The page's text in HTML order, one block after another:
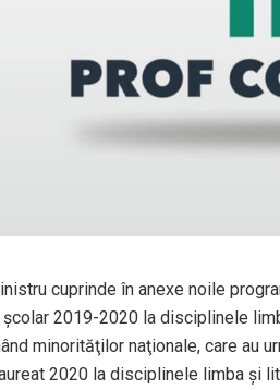
cuprinde în anexe noile
2019-2020 la disciplinele
minorităţilor naţionale, care au
2020 la disciplinele limba şi